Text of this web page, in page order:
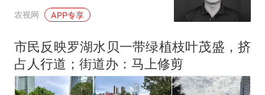
农视网 APP专享
市民反映罗湖水贝一带绿植枝叶茂盛，挤
占人行道；街道办：马上修剪